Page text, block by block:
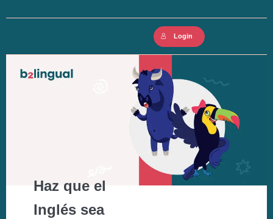
Login
Haz que el
Inglés sea